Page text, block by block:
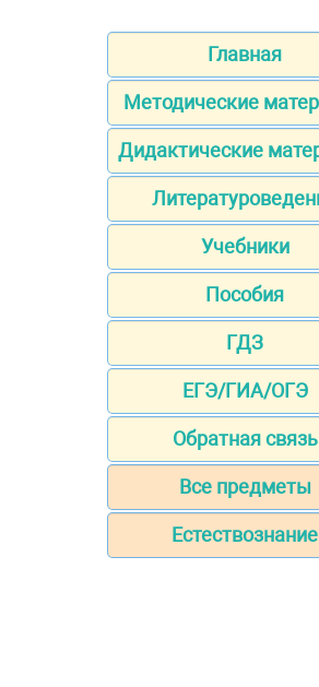
Главная
Методические
Дидактические
Учебники
Пособия
ГДЗ
ЕГЭ/ГИА/ОГЭ
Обратная связь
Все предметы
Естествознание